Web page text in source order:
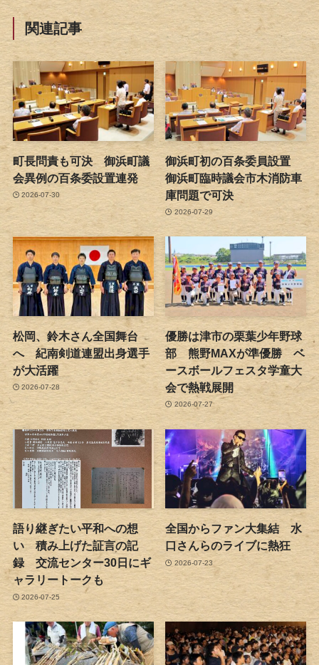
関連記事
町長問責も可決 御浜町議
会異例の百条委設置連発
2026-07-30
御浜町初の百条委員設置
御浜町臨時議会市木消防車
庫問題で可決
2026-07-29
松岡、鈴木さん全国舞台
へ 紀南剣道連盟出身選手
が大活躍
2026-07-28
優勝は津市の栗葉少年野球
部 熊野MAXが準優勝 ベ
ースボールフェスタ学童大
会で熱戦展開
2026-07-27
語り継ぎたい平和への想
い 積み上げた証言の記
録 交流センター30日にギ
ャラリートークも
2026-07-25
全国からファン大集結 水
口さんらのライブに熱狂
2026-07-23